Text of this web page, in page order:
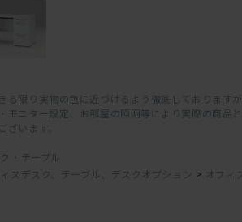
る限り実物の色に近づけるよう徹底しております
モニター設定、お部屋の照明等により実際の商品
ざいます。
・テーブル
ィスデスク、テーブル、デスクオプション > オフィ